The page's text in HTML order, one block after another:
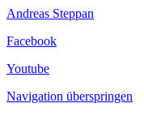
Andreas Steppan
Facebook
Youtube
Navigation überspringen